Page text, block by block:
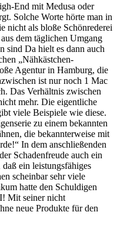
End mit Medusa oder
Solche Worte hörte man in
nicht als bloße Schönrederei
dem täglichen Umgang
sind Da hielt es dann auch
„Nähkästchen-
Agentur in Hamburg, die
ist nur noch 1 Mac
Das Verhältnis zwischen
mehr. Die eigentliche
viele Beispiele wie diese.
zu einem bekannten
die bekannterweise mit
In dem anschließenden
Schadenfreude auch ein
ein leistungsfähiges
scheinbar sehr viele
hatte den Schuldigen
Mit seiner nicht
neue Produkte für den